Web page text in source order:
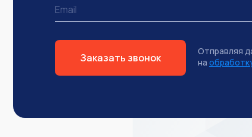
Заказать звонок
Отправляя
на